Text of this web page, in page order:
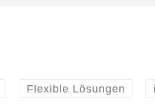
Flexible Lösungen